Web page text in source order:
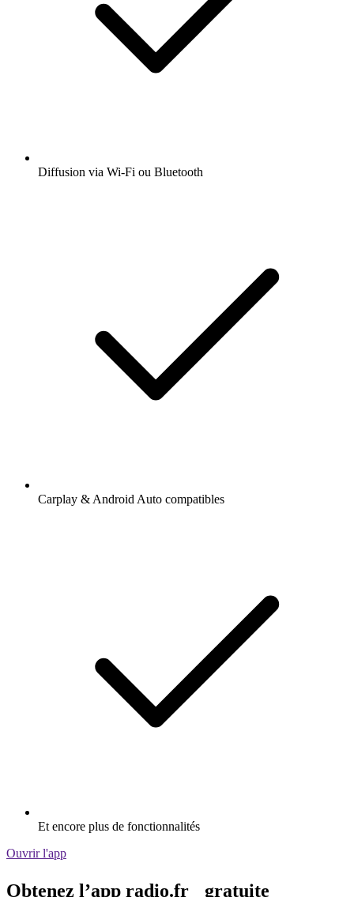
Diffusion via Wi-Fi ou Bluetooth
Carplay & Android Auto compatibles
Et encore plus de fonctionnalités
Ouvrir l'app
Obtenez l’app radio.fr gratuite